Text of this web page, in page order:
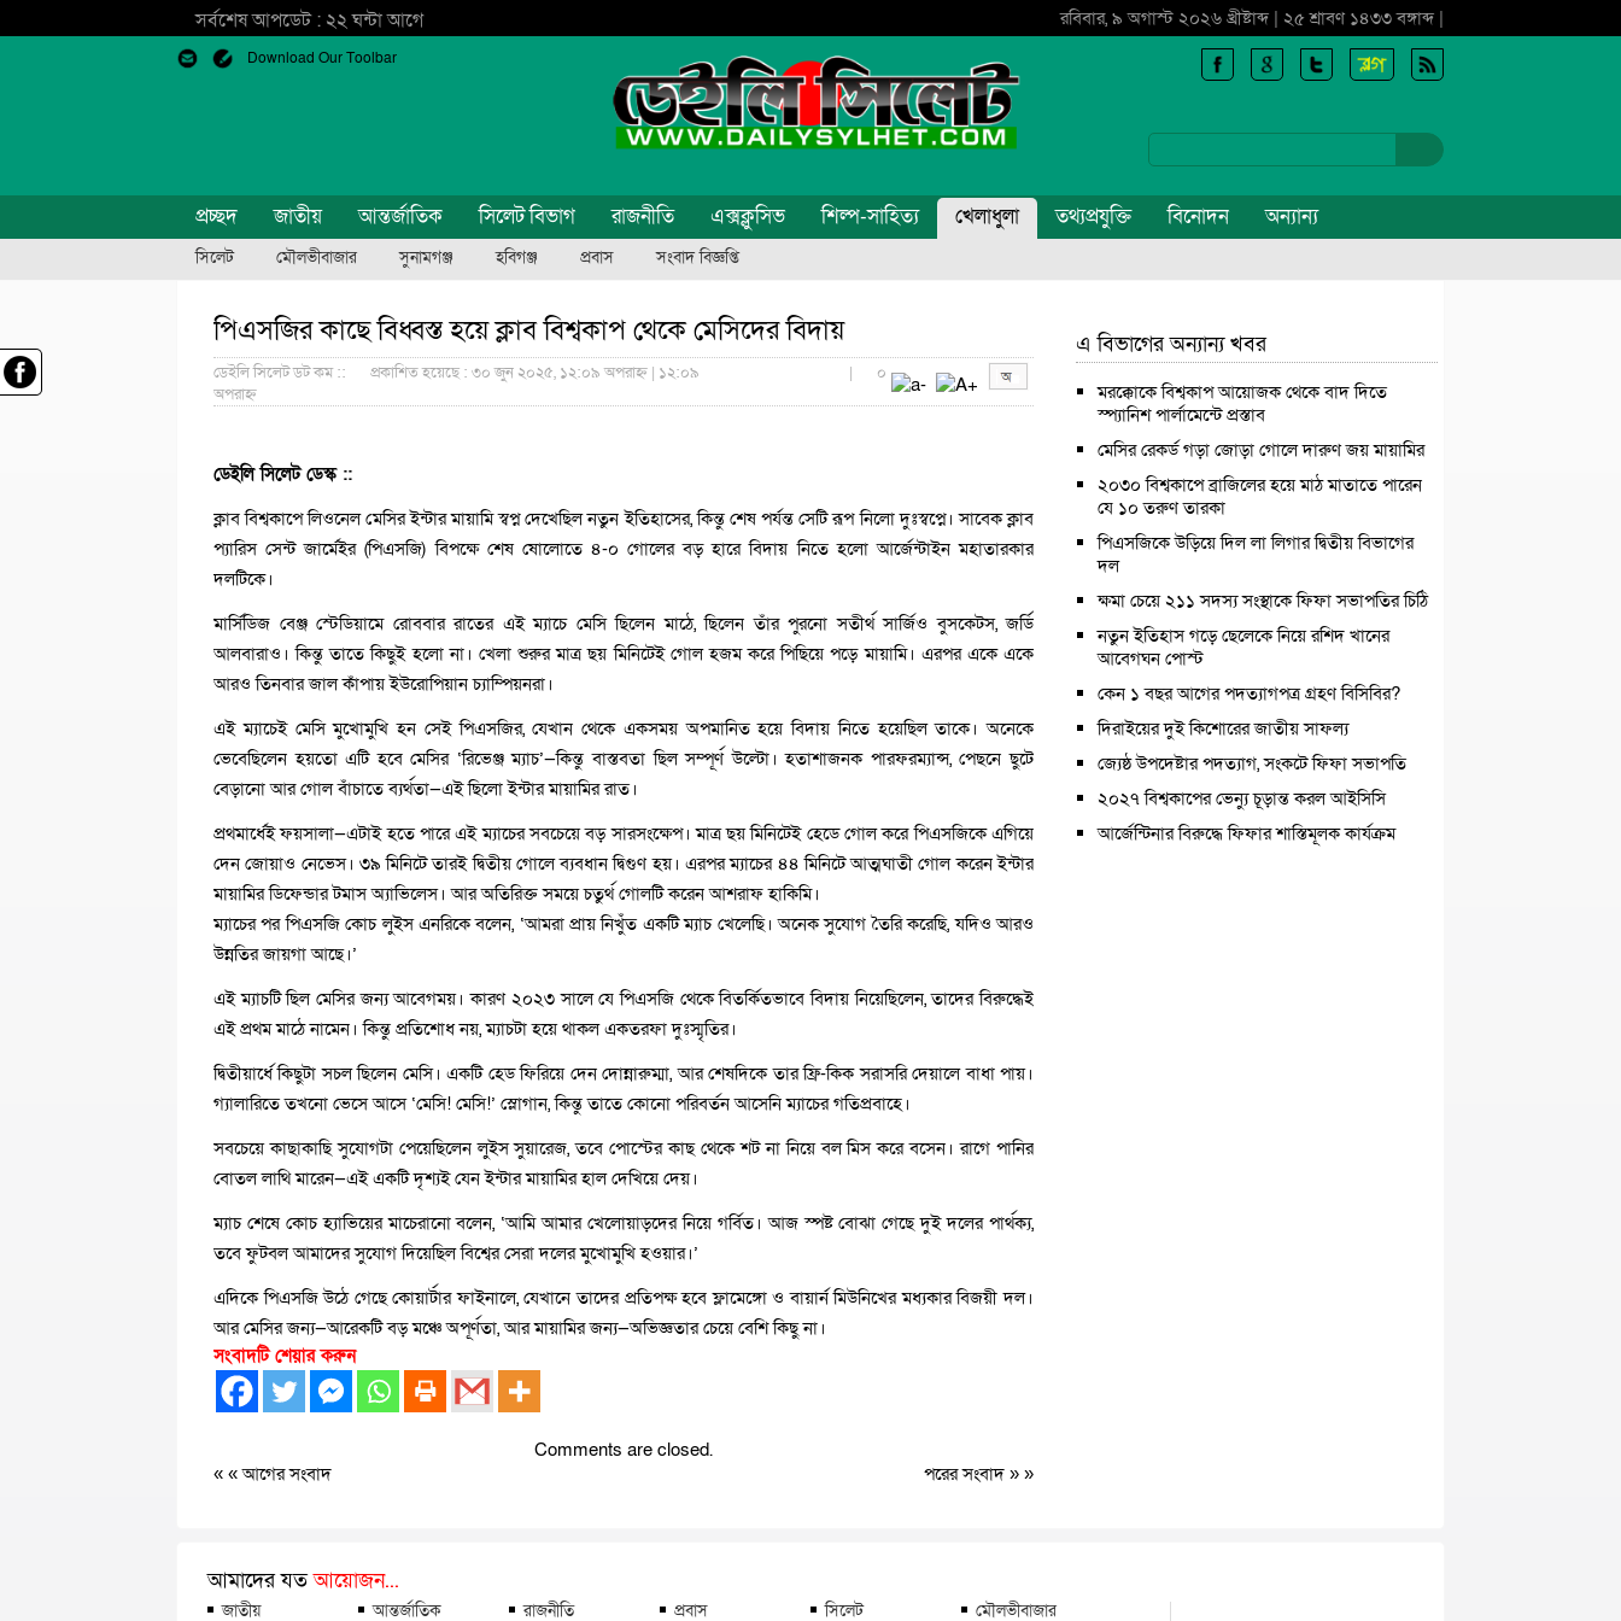
সর্বশেষ আপডেট : ২২ ঘন্টা আগে রবিবার, ৯ অগাস্ট ২০২৬ খ্রীষ্টাব্দ | ২৫ শ্রাবণ ১৪৩৩ বঙ্গাব্দ |
Download Our Toolbar
প্রচ্ছদ জাতীয় আন্তর্জাতিক সিলেট বিভাগ রাজনীতি এক্সক্লুসিভ শিল্প-সাহিত্য খেলাধুলা তথ্যপ্রযুক্তি বিনোদন অন্যান্য
সিলেট মৌলভীবাজার সুনামগঞ্জ হবিগঞ্জ প্রবাস সংবাদ বিজ্ঞপ্তি
পিএসজির কাছে বিধ্বস্ত হয়ে ক্লাব বিশ্বকাপ থেকে মেসিদের বিদায়
ডেইলি সিলেট ডট কম ::
প্রকাশিত হয়েছে : ৩০ জুন ২০২৫, ১২:০৯ অপরাহ্ন | ১২:০৯
অপরাহ্ন
| ০
ডেইলি সিলেট ডেস্ক ::
ক্লাব বিশ্বকাপে লিওনেল মেসির ইন্টার মায়ামি স্বপ্ন দেখেছিল নতুন ইতিহাসের, কিন্তু শেষ পর্যন্ত সেটি রূপ নিলো দুঃস্বপ্নে। সাবেক ক্লাব
প্যারিস সেন্ট জার্মেইর (পিএসজি) বিপক্ষে শেষ ষোলোতে ৪-০ গোলের বড় হারে বিদায় নিতে হলো আর্জেন্টাইন মহাতারকার
দলটিকে।
মার্সিডিজ বেঞ্জ স্টেডিয়ামে রোববার রাতের এই ম্যাচে মেসি ছিলেন মাঠে, ছিলেন তাঁর পুরনো সতীর্থ সার্জিও বুসকেটস, জর্ডি
আলবারাও। কিন্তু তাতে কিছুই হলো না। খেলা শুরুর মাত্র ছয় মিনিটেই গোল হজম করে পিছিয়ে পড়ে মায়ামি। এরপর একে একে
আরও তিনবার জাল কাঁপায় ইউরোপিয়ান চ্যাম্পিয়নরা।
এই ম্যাচেই মেসি মুখোমুখি হন সেই পিএসজির, যেখান থেকে একসময় অপমানিত হয়ে বিদায় নিতে হয়েছিল তাকে। অনেকে
ভেবেছিলেন হয়তো এটি হবে মেসির ‘রিভেঞ্জ ম্যাচ’—কিন্তু বাস্তবতা ছিল সম্পূর্ণ উল্টো। হতাশাজনক পারফরম্যান্স, পেছনে ছুটে
বেড়ানো আর গোল বাঁচাতে ব্যর্থতা—এই ছিলো ইন্টার মায়ামির রাত।
প্রথমার্ধেই ফয়সালা—এটাই হতে পারে এই ম্যাচের সবচেয়ে বড় সারসংক্ষেপ। মাত্র ছয় মিনিটেই হেডে গোল করে পিএসজিকে এগিয়ে
দেন জোয়াও নেভেস। ৩৯ মিনিটে তারই দ্বিতীয় গোলে ব্যবধান দ্বিগুণ হয়। এরপর ম্যাচের ৪৪ মিনিটে আত্মঘাতী গোল করেন ইন্টার
মায়ামির ডিফেন্ডার টমাস অ্যাভিলেস। আর অতিরিক্ত সময়ে চতুর্থ গোলটি করেন আশরাফ হাকিমি।
ম্যাচের পর পিএসজি কোচ লুইস এনরিকে বলেন, ‘আমরা প্রায় নিখুঁত একটি ম্যাচ খেলেছি। অনেক সুযোগ তৈরি করেছি, যদিও আরও
উন্নতির জায়গা আছে।’
এই ম্যাচটি ছিল মেসির জন্য আবেগময়। কারণ ২০২৩ সালে যে পিএসজি থেকে বিতর্কিতভাবে বিদায় নিয়েছিলেন, তাদের বিরুদ্ধেই
এই প্রথম মাঠে নামেন। কিন্তু প্রতিশোধ নয়, ম্যাচটা হয়ে থাকল একতরফা দুঃস্মৃতির।
দ্বিতীয়ার্ধে কিছুটা সচল ছিলেন মেসি। একটি হেড ফিরিয়ে দেন দোন্নারুম্মা, আর শেষদিকে তার ফ্রি-কিক সরাসরি দেয়ালে বাধা পায়।
গ্যালারিতে তখনো ভেসে আসে ‘মেসি! মেসি!’ স্লোগান, কিন্তু তাতে কোনো পরিবর্তন আসেনি ম্যাচের গতিপ্রবাহে।
সবচেয়ে কাছাকাছি সুযোগটা পেয়েছিলেন লুইস সুয়ারেজ, তবে পোস্টের কাছ থেকে শট না নিয়ে বল মিস করে বসেন। রাগে পানির
বোতল লাথি মারেন—এই একটি দৃশ্যই যেন ইন্টার মায়ামির হাল দেখিয়ে দেয়।
ম্যাচ শেষে কোচ হ্যাভিয়ের মাচেরানো বলেন, ‘আমি আমার খেলোয়াড়দের নিয়ে গর্বিত। আজ স্পষ্ট বোঝা গেছে দুই দলের পার্থক্য,
তবে ফুটবল আমাদের সুযোগ দিয়েছিল বিশ্বের সেরা দলের মুখোমুখি হওয়ার।’
এদিকে পিএসজি উঠে গেছে কোয়ার্টার ফাইনালে, যেখানে তাদের প্রতিপক্ষ হবে ফ্লামেঙ্গো ও বায়ার্ন মিউনিখের মধ্যকার বিজয়ী দল।
আর মেসির জন্য—আরেকটি বড় মঞ্চে অপূর্ণতা, আর মায়ামির জন্য—অভিজ্ঞতার চেয়ে বেশি কিছু না।
সংবাদটি শেয়ার করুন
Comments are closed.
« «আগের সংবাদ পরের সংবাদ » »
এ বিভাগের অন্যান্য খবর
মরক্কোকে বিশ্বকাপ আয়োজক থেকে বাদ দিতে
স্প্যানিশ পার্লামেন্টে প্রস্তাব
মেসির রেকর্ড গড়া জোড়া গোলে দারুণ জয় মায়ামির
২০৩০ বিশ্বকাপে ব্রাজিলের হয়ে মাঠ মাতাতে পারেন
যে ১০ তরুণ তারকা
পিএসজিকে উড়িয়ে দিল লা লিগার দ্বিতীয় বিভাগের
দল
ক্ষমা চেয়ে ২১১ সদস্য সংস্থাকে ফিফা সভাপতির চিঠি
নতুন ইতিহাস গড়ে ছেলেকে নিয়ে রশিদ খানের
আবেগঘন পোস্ট
কেন ১ বছর আগের পদত্যাগপত্র গ্রহণ বিসিবির?
দিরাইয়ের দুই কিশোরের জাতীয় সাফল্য
জ্যেষ্ঠ উপদেষ্টার পদত্যাগ, সংকটে ফিফা সভাপতি
২০২৭ বিশ্বকাপের ভেন্যু চূড়ান্ত করল আইসিসি
আর্জেন্টিনার বিরুদ্ধে ফিফার শাস্তিমূলক কার্যক্রম
আমাদের যতআয়োজন...
জাতীয় আন্তর্জাতিক রাজনীতি প্রবাস সিলেট
মৌলভীবাজার